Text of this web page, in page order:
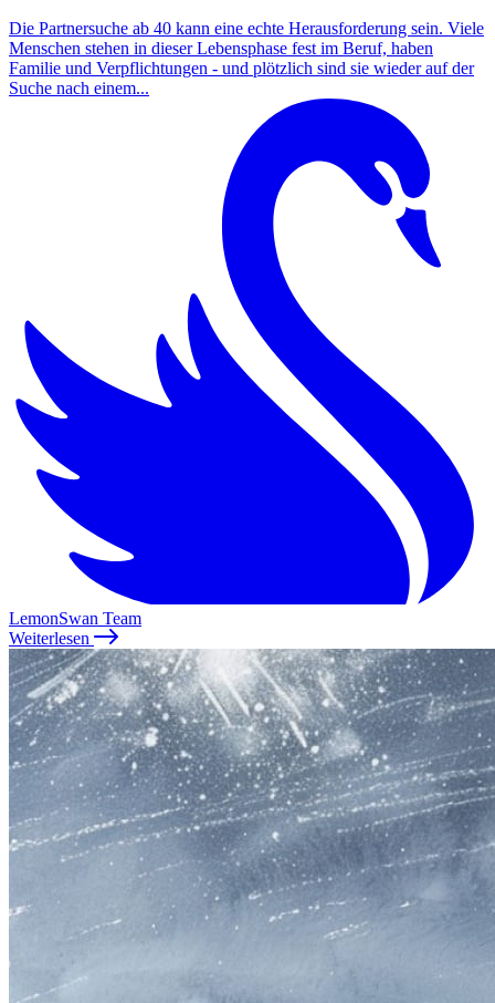
Die Partnersuche ab 40 kann eine echte Herausforderung sein. Viele
Menschen stehen in dieser Lebensphase fest im Beruf, haben
Familie und Verpflichtungen - und plötzlich sind sie wieder auf der
Suche nach einem...
LemonSwan Team
Weiterlesen